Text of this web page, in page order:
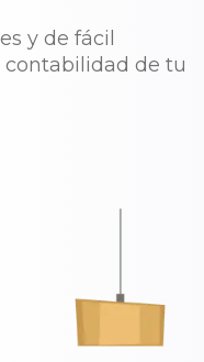
y de fácil
contabilidad de tu